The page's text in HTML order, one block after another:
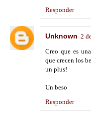
Responder
Unknown 2
Creo que es
que crecen los
un plus!
Un beso
Responder